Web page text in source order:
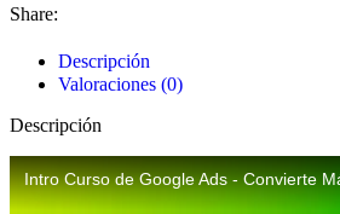
Share:
Descripción
Valoraciones (0)
Descripción